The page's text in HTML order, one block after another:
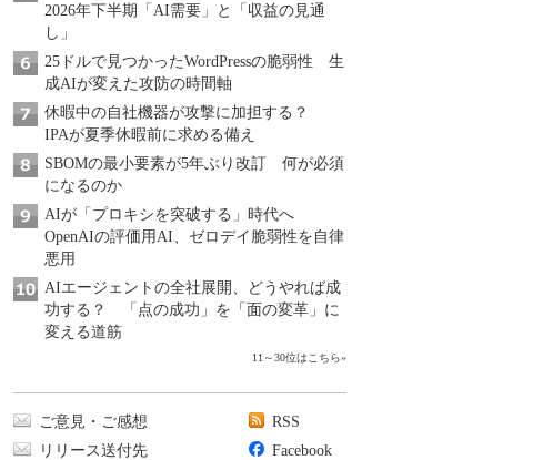
2026年下半期「AI需要」と「収益の見通
し」
25ドルで見つかったWordPressの脆弱性 生
成AIが変えた攻防の時間軸
休暇中の自社機器が攻撃に加担する？
IPAが夏季休暇前に求める備え
SBOMの最小要素が5年ぶり改訂 何が必須
になるのか
AIが「プロキシを突破する」時代へ
OpenAIの評価用AI、ゼロデイ脆弱性を自律
悪用
AIエージェントの全社展開、どうやれば成
功する？ 「点の成功」を「面の変革」に
変える道筋
11～30位はこちら»
ご意見・ご感想
リリース送付先
RSS
Facebook